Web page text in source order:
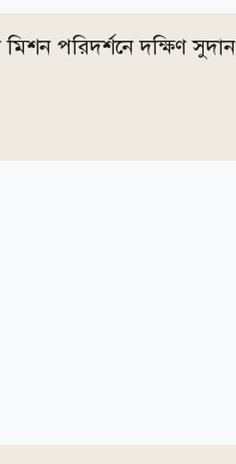
মিশন পরিদর্শনে দক্ষিণ